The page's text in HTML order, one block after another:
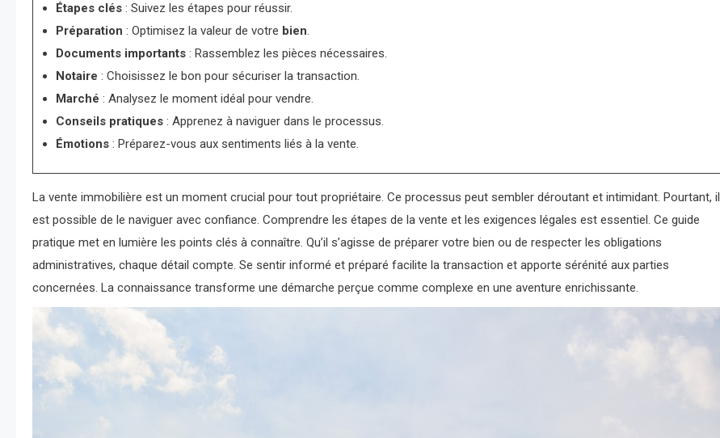
Étapes clés: Suivez les étapes pour réussir.
Préparation : Optimisez la valeur de votre bien.
Documents importants: Rassemblez les pièces nécessaires.
Notaire : Choisissez le bon pour sécuriser la transaction.
Marché : Analysez le moment idéal pour vendre.
Conseils pratiques: Apprenez à naviguer dans le processus.
Émotions: Préparez-vous aux sentiments liés à la vente.
La vente immobilière est un moment crucial pour tout propriétaire. Ce processus peut sembler déroutant et intimidant. Pourtant, il
est possible de le naviguer avec confiance. Comprendre les étapes de la vente et les exigences légales est essentiel. Ce guide
pratique met en lumière les points clés à connaître. Qu’il s’agisse de préparer votre bien ou de respecter les obligations
administratives, chaque détail compte. Se sentir informé et préparé facilite la transaction et apporte sérénité aux parties
concernées. La connaissance transforme une démarche perçue comme complexe en une aventure enrichissante.